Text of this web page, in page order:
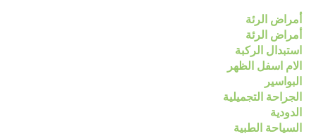
أمراض الرئة
أمراض الرئة
استبدال الركبة
الام اسفل الظهر
البواسير
الجراحة التجميلية
الدودية
السياحة الطبية